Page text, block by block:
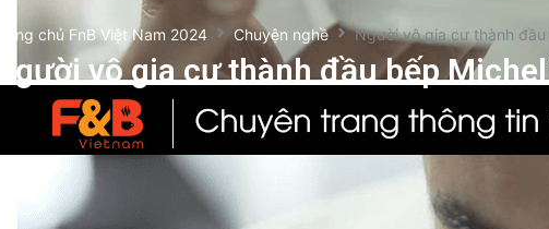
Trang chủ FnB Việt Nam 2024 Chuyện nghề Người vô gia cư thành đầu
Người vô gia cư thành đầu bếp